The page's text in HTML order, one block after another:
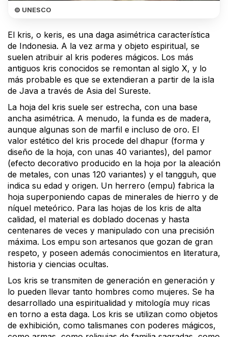
© UNESCO
El kris, o keris, es una daga asimétrica característica
de Indonesia. A la vez arma y objeto espiritual, se
suelen atribuir al kris poderes mágicos. Los más
antiguos kris conocidos se remontan al siglo X, y lo
más probable es que se extendieran a partir de la isla
de Java a través de Asia del Sureste.
La hoja del kris suele ser estrecha, con una base
ancha asimétrica. A menudo, la funda es de madera,
aunque algunas son de marfil e incluso de oro. El
valor estético del kris procede del dhapur (forma y
diseño de la hoja, con unas 40 variantes), del pamor
(efecto decorativo producido en la hoja por la aleación
de metales, con unas 120 variantes) y el tangguh, que
indica su edad y origen. Un herrero (empu) fabrica la
hoja superponiendo capas de minerales de hierro y de
níquel meteórico. Para las hojas de los kris de alta
calidad, el material es doblado docenas y hasta
centenares de veces y manipulado con una precisión
máxima. Los empu son artesanos que gozan de gran
respeto, y poseen además conocimientos en literatura,
historia y ciencias ocultas.
Los kris se transmiten de generación en generación y
lo pueden llevar tanto hombres como mujeres. Se ha
desarrollado una espiritualidad y mitología muy ricas
en torno a esta daga. Los kris se utilizan como objetos
de exhibición, como talismanes con poderes mágicos,